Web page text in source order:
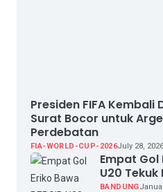
Presiden FIFA Kembali
Surat Bocor untuk
Perdebatan
FIA-WORLD-CUP-2026July 28, 2026
Empat Gol
U20 Tekuk
BANDUNG